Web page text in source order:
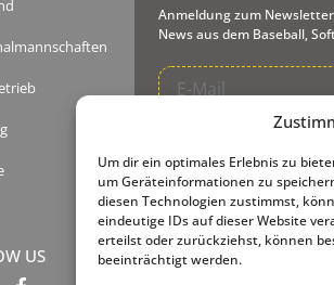
Um dir ein optimales Erlebnis zu
um Geräteinformationen zu
diesen Technologien zustimmst,
eindeutige IDs auf dieser Website
erteilst oder zurückziehst, können
beeinträchtigt werden.
US
Anmeldung zum
News aus dem Baseball,
unseren Newsletter und
Tätigkeiten zu senden.
Abmeldelink zur
gesendete E-Mail einfügen.